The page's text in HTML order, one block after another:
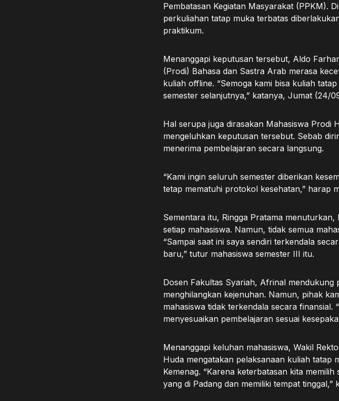
Pembatasan Kegiatan Masyarakat (PPKM).
perkuliahan tatap muka terbatas
praktikum.
Menanggapi keputusan tersebut, Aldo
(Prodi) Bahasa dan Sastra Arab merasa
kuliah offline. “Semoga kami bisa kuliah
semester selanjutnya,” katanya, Jumat (24/
Hal serupa juga dirasakan Mahasiswa Prodi
mengeluhkan keputusan tersebut. Sebab
menerima pembelajaran secara langsung.
“Kami ingin seluruh semester diberikan
tetap mematuhi protokol kesehatan,” harap
Sementara itu, Ringga Pratama
setiap mahasiswa. Namun, tidak semua
“Sampai saat ini saya sendiri terkendala
baru,” tutur mahasiswa semester III itu.
Dosen Fakultas Syariah, Afrinal
menghilangkan kejenuhan. Namun, pihak
mahasiswa tidak terkendala secara finansial.
menyesuaikan pembelajaran sesuai
Menanggapi keluhan mahasiswa, Wakil
Huda mengatakan pelaksanaan kuliah tatap
Kemenag. “Karena keterbatasan kita
yang di Padang dan memiliki tempat tinggal,”